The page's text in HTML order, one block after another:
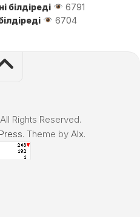
білдіреді
6791
6704
Rights Reserved.
. Theme by Alx.